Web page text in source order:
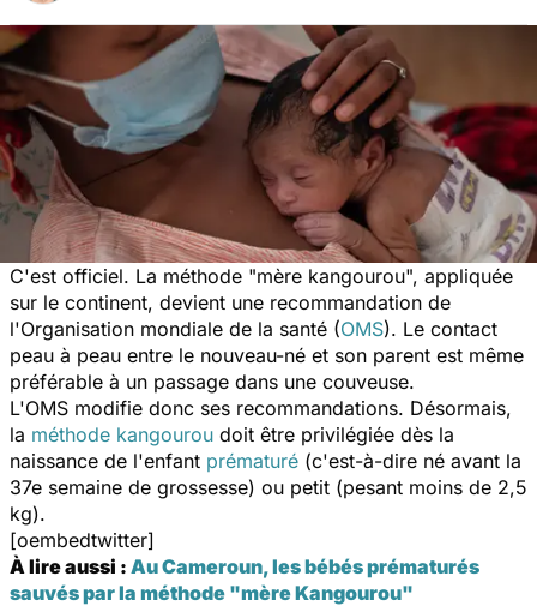
C'est officiel. La méthode "mère kangourou", appliquée
sur le continent, devient une recommandation de
l'Organisation mondiale de la santé (OMS). Le contact
peau à peau entre le nouveau-né et son parent est même
préférable à un passage dans une couveuse.
L'OMS modifie donc ses recommandations. Désormais,
la méthode kangourou doit être privilégiée dès la
naissance de l'enfant prématuré (c'est-à-dire né avant la
37e semaine de grossesse) ou petit (pesant moins de 2,5
kg).
[oembedtwitter]
À lire aussi : Au Cameroun, les bébés prématurés
sauvés par la méthode "mère Kangourou"